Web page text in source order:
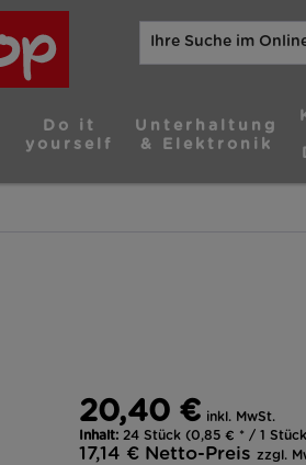
Do it
yourself
Unterhaltung
& Elektronik
20,40 € inkl. MwSt.
Inhalt: 24 Stück (0,85 € * / 1
17,14 € Netto-Preis zzgl.